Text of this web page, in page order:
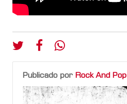
Publicado por Rock And Pop